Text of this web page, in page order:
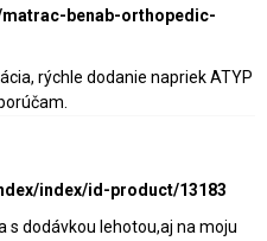
benab-orthopedic-
rýchle dodanie napriek ATYP
index/id-product/13183
s dodávkou lehotou,aj na moju